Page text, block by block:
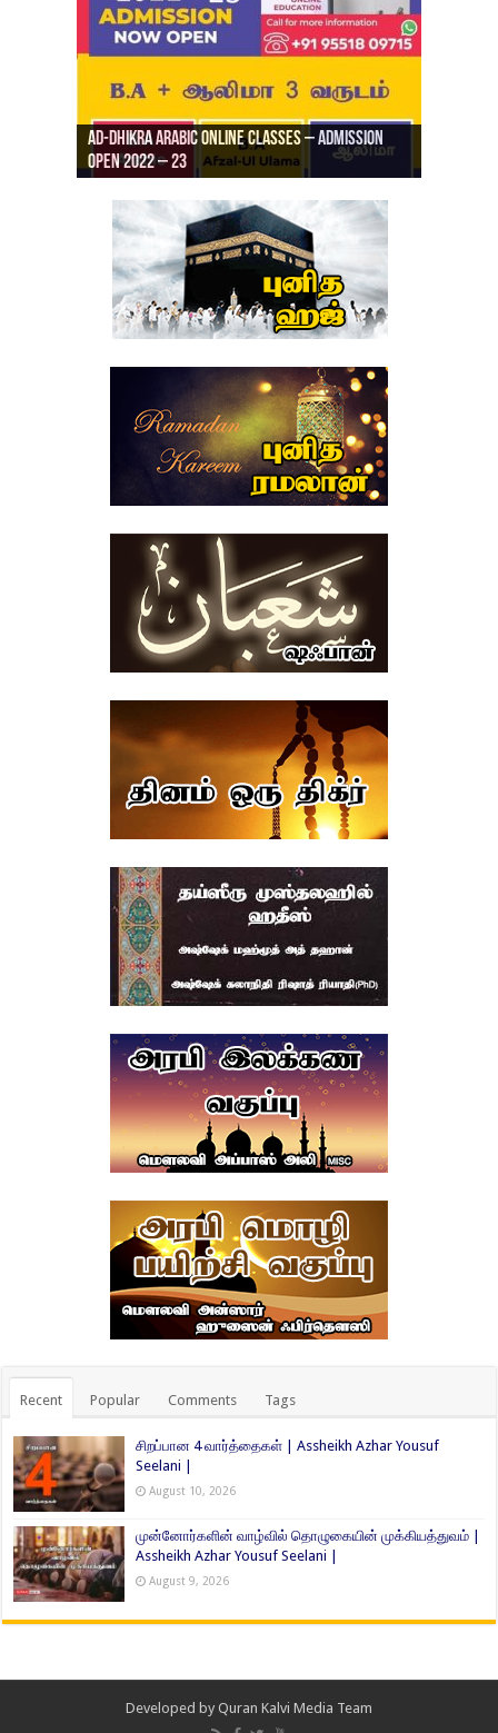
Ad-Dhikra Arabic Online Classes – Admission
Open 2022 – 23
Ad-Dhikra Arabic Online Classes – BA Arabic
AD DHIKRA ARABIC COLLEGE ADMISSION
ரியாத் ஜும்ஆ தமிழாக்கம், Jamia Al Hajiri
Masjid (Kuwait Masjid), Malaz, Riyadh
Recent Popular Comments Tags
சிறப்பான 4 வார்த்தைகள் | Assheikh Azhar Yousuf
Seelani |
August 10, 2026
முன்னோர்களின் வாழ்வில் தொழுகையின் முக்கியத்துவம் |
Assheikh Azhar Yousuf Seelani |
August 9, 2026
Developed by Quran Kalvi Media Team